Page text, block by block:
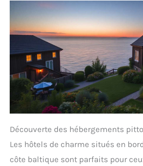
Découverte des hébergements
Les hôtels de charme situés en
côte baltique sont parfaits pour